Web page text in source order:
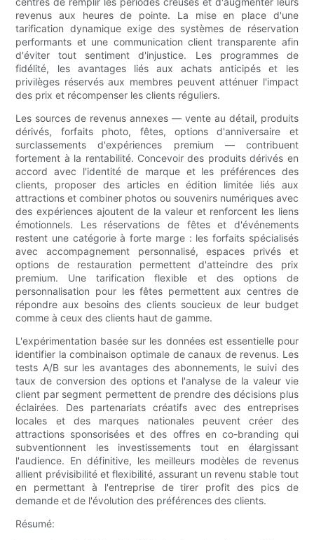
revenus aux heures de pointe. La mise en place d'une
tarification dynamique exige des systèmes de réservation
performants et une communication client transparente afin
d'éviter tout sentiment d'injustice. Les programmes de
fidélité, les avantages liés aux achats anticipés et les
privilèges réservés aux membres peuvent atténuer l'impact
des prix et récompenser les clients réguliers.
Les sources de revenus annexes — vente au détail, produits
dérivés, forfaits photo, fêtes, options d'anniversaire et
surclassements d'expériences premium — contribuent
fortement à la rentabilité. Concevoir des produits dérivés en
accord avec l'identité de marque et les préférences des
clients, proposer des articles en édition limitée liés aux
attractions et combiner photos ou souvenirs numériques avec
des expériences ajoutent de la valeur et renforcent les liens
émotionnels. Les réservations de fêtes et d'événements
restent une catégorie à forte marge : les forfaits spécialisés
avec accompagnement personnalisé, espaces privés et
options de restauration permettent d'atteindre des prix
premium. Une tarification flexible et des options de
personnalisation pour les fêtes permettent aux centres de
répondre aux besoins des clients soucieux de leur budget
comme à ceux des clients haut de gamme.
L'expérimentation basée sur les données est essentielle pour
identifier la combinaison optimale de canaux de revenus. Les
tests A/B sur les avantages des abonnements, le suivi des
taux de conversion des options et l'analyse de la valeur vie
client par segment permettent de prendre des décisions plus
éclairées. Des partenariats créatifs avec des entreprises
locales et des marques nationales peuvent créer des
attractions sponsorisées et des offres en co-branding qui
subventionnent les investissements tout en élargissant
l'audience. En définitive, les meilleurs modèles de revenus
allient prévisibilité et flexibilité, assurant un revenu stable tout
en permettant à l'entreprise de tirer profit des pics de
demande et de l'évolution des préférences des clients.
Résumé: